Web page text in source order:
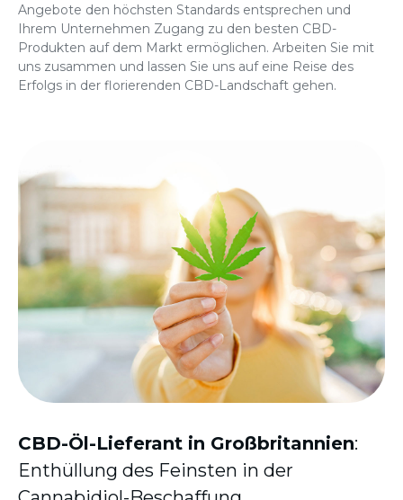
Angebote den höchsten Standards entsprechen und
Ihrem Unternehmen Zugang zu den besten CBD-
Produkten auf dem Markt ermöglichen. Arbeiten Sie mit
uns zusammen und lassen Sie uns auf eine Reise des
Erfolgs in der florierenden CBD-Landschaft gehen.
CBD-Öl-Lieferant in Großbritannien:
Enthüllung des Feinsten in der